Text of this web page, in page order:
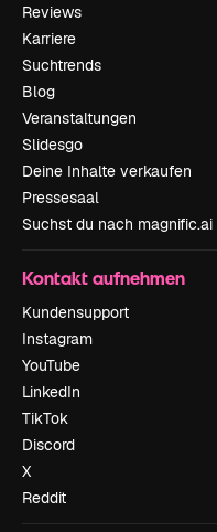
Reviews
Karriere
Suchtrends
Blog
Veranstaltungen
Slidesgo
Deine Inhalte verkaufen
Pressesaal
Suchst du nach magnific.ai
Kontakt aufnehmen
Kundensupport
Instagram
YouTube
LinkedIn
TikTok
Discord
X
Reddit